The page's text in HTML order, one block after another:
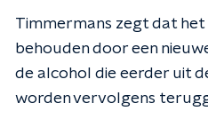
Timmermans zegt dat het
behouden door een
de alcohol die eerder uit
worden vervolgens